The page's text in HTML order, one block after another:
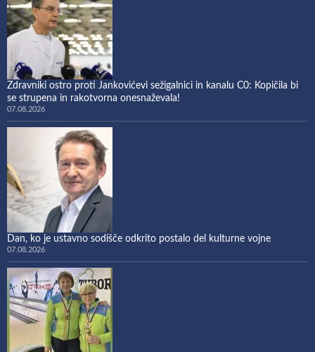
Zdravniki ostro proti Jankovićevi sežigalnici in kanalu C0: Kopičila bi
se strupena in rakotvorna onesnaževala!
07.08.2026
Dan, ko je ustavno sodišče odkrito postalo del kulturne vojne
07.08.2026